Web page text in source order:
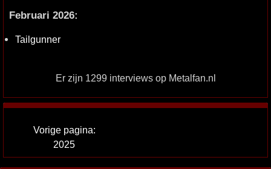
Februari 2026:
Tailgunner
Er zijn 1299 interviews op Metalfan.nl
Vorige pagina:
2025